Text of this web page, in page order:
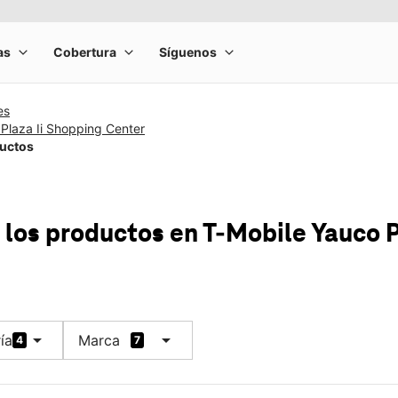
Ii Shopping Center
productos en T-Mobile Yauco
4 arrow_drop_down Marca 7 arrow_drop_down